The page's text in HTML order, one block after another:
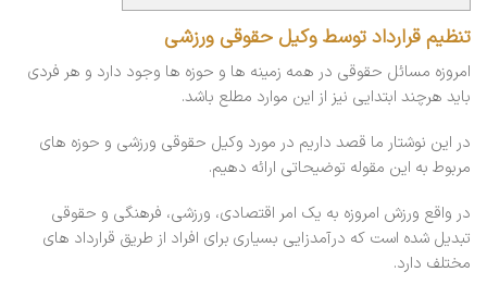
تنظیم قرارداد توسط وکیل حقوقی ورزشی
امروزه مسائل حقوقی در همه زمینه ها و حوزه ها وجود دارد و هر فردی
باید هرچند ابتدایی نیز از این موارد مطلع باشد.
در این نوشتار ما قصد داریم در مورد وکیل حقوقی ورزشی و حوزه های
مربوط به این مقوله توضیحاتی ارائه دهیم.
در واقع ورزش امروزه به یک امر اقتصادی، ورزشی، فرهنگی و حقوقی
تبدیل شده است که درآمدزایی بسیاری برای افراد از طریق قرارداد های
مختلف دارد.